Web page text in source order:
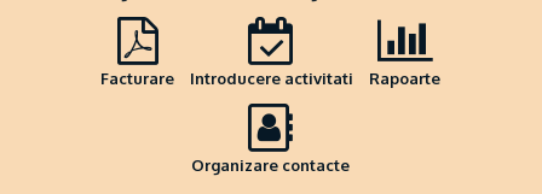
Facturare Introducere activitati Rapoarte
Organizare contacte